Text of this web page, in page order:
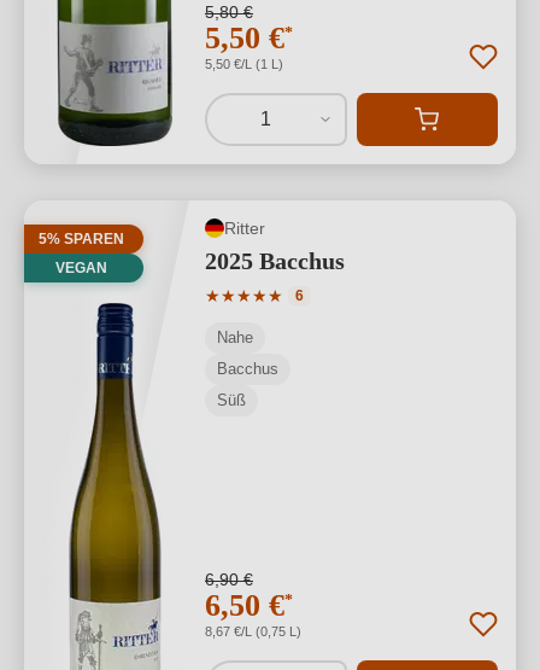
5,80 €
5,50 €*
5,50 €/L (1 L)
1
5% SPAREN
VEGAN
Ritter
2025 Bacchus
★★★★★
Durchschnittliche Bewertung von 5
6
Nahe
Bacchus
Süß
6,90 €
6,50 €*
8,67 €/L (0,75 L)